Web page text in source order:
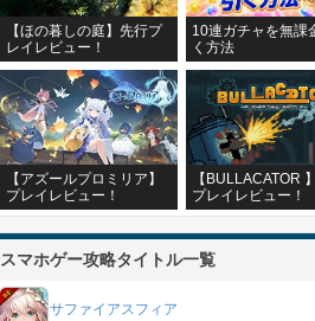
【ほの暮しの庭】先行プ
レイレビュー！
10連ガチャを無課
く方法
【アズールプロミリア】
プレイレビュー！
【BULLACATOR
プレイレビュー！
スマホゲー攻略タイトル一覧
サファイアスフィア